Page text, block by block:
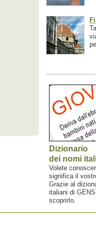
Dizionario
dei nomi
Volete
significa il
Grazie al
italiani di
scoprirlo.